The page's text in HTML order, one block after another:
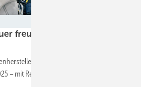
freuen sich über gute
Vestas und Nordex berichten
– mit Rekordaufträgen für neue